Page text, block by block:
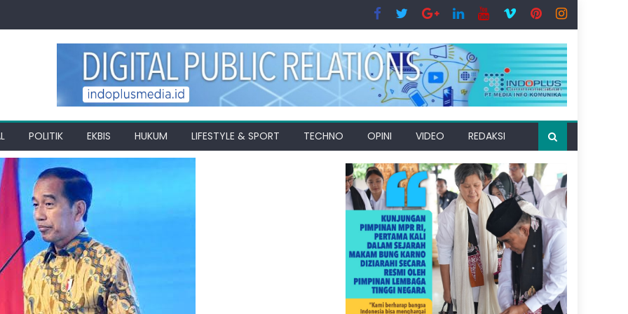
POLITIK EKBIS HUKUM LIFESTYLE & SPORT TECHNO OPINI VIDEO REDAKSI